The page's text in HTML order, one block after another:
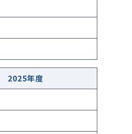
2025年度